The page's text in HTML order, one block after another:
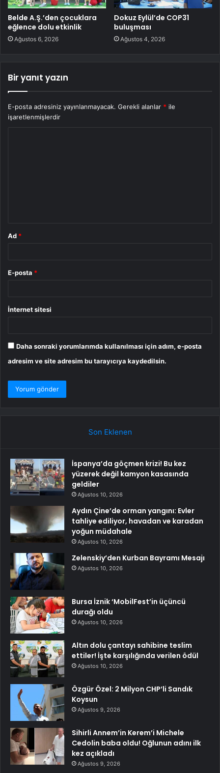
Belde A.Ş.’den çocuklara
eğlence dolu etkinlik
Ağustos 6, 2026
Dokuz Eylül’de COP31
buluşması
Ağustos 4, 2026
Bir yanıt yazın
E-posta adresiniz yayınlanmayacak. Gerekli alanlar * ile
işaretlenmişlerdir
Ad *
E-posta *
İnternet sitesi
Daha sonraki yorumlarımda kullanılması için adım, e-posta
adresim ve site adresim bu tarayıcıya kaydedilsin.
Son Eklenen
İspanya’da göçmen krizi! Bu kez
yüzerek değil kamyon kasasında
geldiler
Ağustos 10, 2026
Aydın Çine’de orman yangını: Evler
tahliye ediliyor, havadan ve karadan
yoğun müdahale
Ağustos 10, 2026
Zelenskiy’den Kurban Bayramı Mesajı
Ağustos 10, 2026
Bursa İznik ‘MobilFest’in üçüncü
durağı oldu
Ağustos 10, 2026
Altın dolu çantayı sahibine teslim
ettiler! İşte karşılığında verilen ödül
Ağustos 10, 2026
Özgür Özel: 2 Milyon CHP’li Sandık
Koysun
Ağustos 9, 2026
Sihirli Annem’in Kerem’i Michele
Cedolin baba oldu! Oğlunun adını ilk
kez açıkladı
Ağustos 9, 2026